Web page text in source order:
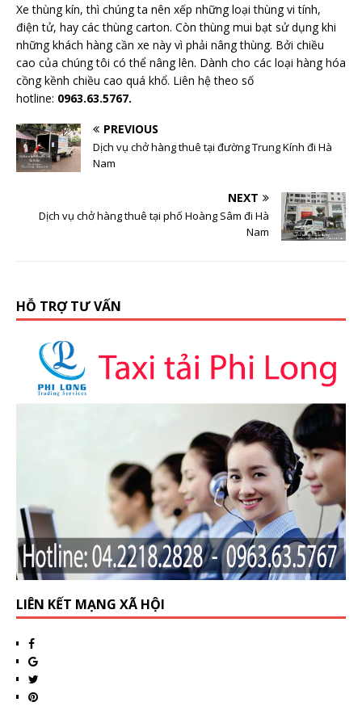
Xe thùng kín, thì chúng ta nên xếp những loại thùng vi tính,
điện tử, hay các thùng carton. Còn thùng mui bạt sử dụng khi
những khách hàng cần xe này vì phải nâng thùng. Bởi chiều
cao của chúng tôi có thể nâng lên. Dành cho các loại hàng hóa
cồng kềnh chiều cao quá khổ. Liên hệ theo số
hotline: 0963.63.5767.
PREVIOUS
Dịch vụ chở hàng thuê tại đường Trung Kính đi Hà
Nam
NEXT
Dịch vụ chở hàng thuê tại phố Hoàng Sâm đi Hà
Nam
HỖ TRỢ TƯ VẤN
LIÊN KẾT MẠNG XÃ HỘI